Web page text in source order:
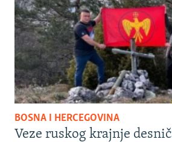
BOSNA I HERCEGOVINA
Veze ruskog krajnje